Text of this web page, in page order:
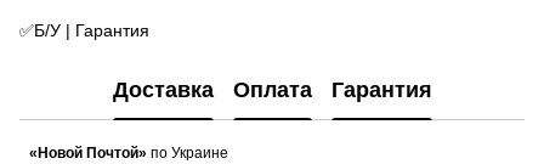
✅Б/У | Гарантия
Доставка Оплата Гарантия
«Новой Почтой» по Украине